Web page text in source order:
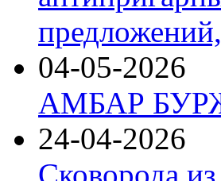
04-05-2026
АМБАР
24-04-2026